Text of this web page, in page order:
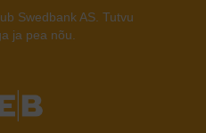
Swedbank AS. Tutvu
ja pea nõu.